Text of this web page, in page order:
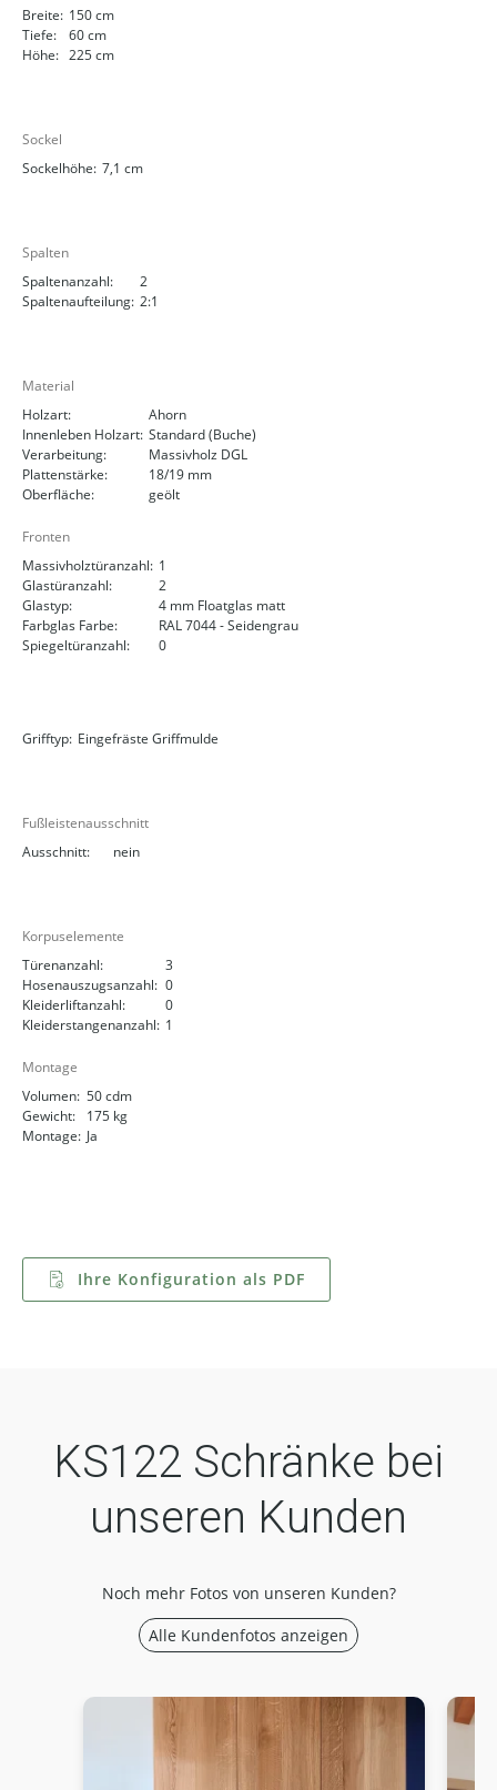
Breite: 150 cm
Tiefe:
60 cm
Höhe: 225 cm
Sockel
Sockelhöhe: 7,1 cm
Spalten
Spaltenanzahl:
2
Spaltenaufteilung: 2:1
Material
Holzart:
Ahorn
Innenleben Holzart: Standard (Buche)
Verarbeitung:
Massivholz DGL
Plattenstärke:
18/19 mm
Oberfläche:
geölt
Fronten
Massivholztüranzahl: 1
Glastüranzahl:
2
Glastyp:
4 mm Floatglas matt
Farbglas Farbe:
RAL 7044 - Seidengrau
Spiegeltüranzahl:
0
Grifftyp: Eingefräste Griffmulde
Fußleistenausschnitt
Ausschnitt:
nein
Korpuselemente
Türenanzahl:
3
Hosenauszugsanzahl: 0
Kleiderliftanzahl:
0
Kleiderstangenanzahl: 1
Montage
Volumen: 50 cdm
Gewicht:
175 kg
Montage: Ja
Ihre Konfiguration als PDF
KS122 Schränke bei
unseren Kunden
Noch mehr Fotos von unseren Kunden?
Alle Kundenfotos anzeigen